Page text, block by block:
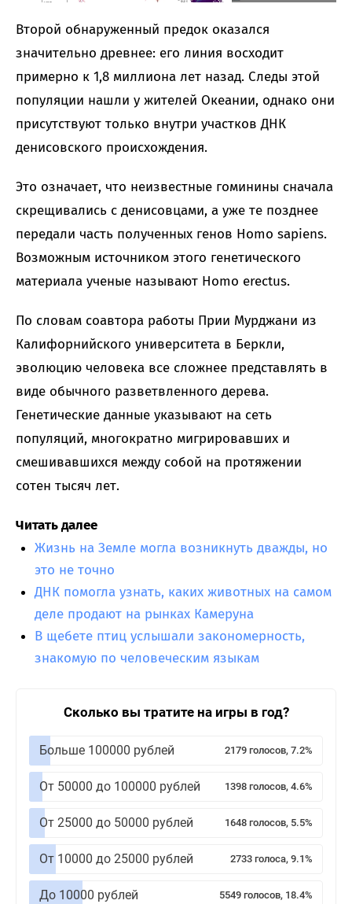
Второй обнаруженный предок оказался
значительно древнее: его линия восходит
примерно к 1,8 миллиона лет назад. Следы этой
популяции нашли у жителей Океании, однако они
присутствуют только внутри участков ДНК
денисовского происхождения.
Это означает, что неизвестные гоминины сначала
скрещивались с денисовцами, а уже те позднее
передали часть полученных генов Homo sapiens.
Возможным источником этого генетического
материала ученые называют Homo erectus.
По словам соавтора работы Прии Мурджани из
Калифорнийского университета в Беркли,
эволюцию человека все сложнее представлять в
виде обычного разветвленного дерева.
Генетические данные указывают на сеть
популяций, многократно мигрировавших и
смешивавшихся между собой на протяжении
сотен тысяч лет.
Читать далее
Жизнь на Земле могла возникнуть дважды, но
это не точно
ДНК помогла узнать, каких животных на самом
деле продают на рынках Камеруна
В щебете птиц услышали закономерность,
знакомую по человеческим языкам
Сколько вы тратите на игры в год?
Больше 100000 рублей 2179 голосов, 7.2%
От 50000 до 100000 рублей 1398 голосов, 4.6%
От 25000 до 50000 рублей 1648 голосов, 5.5%
От 10000 до 25000 рублей 2733 голоса, 9.1%
До 10000 рублей 5549 голосов, 18.4%